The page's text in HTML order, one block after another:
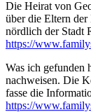
Die Heirat von
über die Eltern
nördlich der Stadt
https://
Was ich gefunden
nachweisen. Die
fasse die
https://